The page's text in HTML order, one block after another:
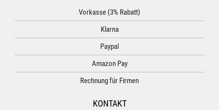
Vorkasse (3% Rabatt)
Klarna
Paypal
Amazon Pay
Rechnung für Firmen
KONTAKT